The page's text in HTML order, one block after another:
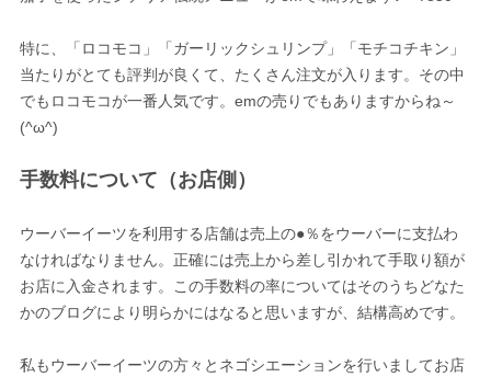
特に、「ロコモコ」「ガーリックシュリンプ」「モチコチキン」
当たりがとても評判が良くて、たくさん注文が入ります。その中
でもロコモコが一番人気です。emの売りでもありますからね～
(^ω^)
手数料について（お店側）
ウーバーイーツを利用する店舗は売上の●％をウーバーに支払わ
なければなりません。正確には売上から差し引かれて手取り額が
お店に入金されます。この手数料の率についてはそのうちどなた
かのブログにより明らかにはなると思いますが、結構高めです。
私もウーバーイーツの方々とネゴシエーションを行いましてお店